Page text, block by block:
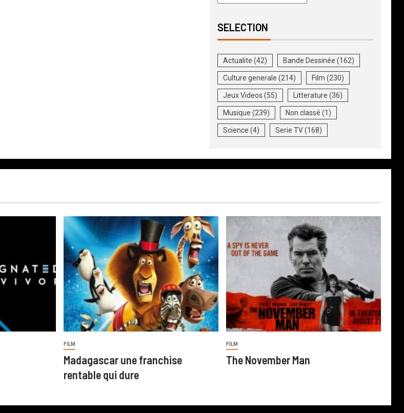
SELECTION
Actualite (42) Bande Dessinée (162)
Culture generale (214) Film (230)
Jeux Videos (55) Litterature (36)
Musique (239) Non classé (1)
Science (4) Serie TV(168)
FILM
Madagascar une franchise
rentable qui dure
FILM
The November Man